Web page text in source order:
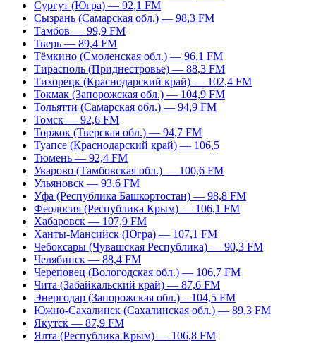
Сургут (Югра) — 92,1 FM
Сызрань (Самарская обл.) — 98,3 FM
Тамбов — 99,9 FM
Тверь — 89,4 FM
Тёмкино (Смоленская обл.) — 96,1 FM
Тирасполь (Приднестровье) — 88,3 FM
Тихорецк (Краснодарский край) — 102,4 FM
Токмак (Запорожская обл.) — 104,9 FM
Тольятти (Самарская обл.) — 94,9 FM
Томск — 92,6 FM
Торжок (Тверская обл.) — 94,7 FM
Туапсе (Краснодарский край) — 106,5
Тюмень — 92,4 FM
Уварово (Тамбовская обл.) — 100,6 FM
Ульяновск — 93,6 FM
Уфа (Республика Башкортостан) — 98,8 FM
Феодосия (Республика Крым) — 106,1 FM
Хабаровск — 107,9 FM
Ханты-Мансийск (Югра) — 107,1 FM
Чебоксары (Чувашская Республика) — 90,3 FM
Челябинск — 88,4 FM
Череповец (Вологодская обл.) — 106,7 FM
Чита (Забайкальский край) — 87,6 FM
Энергодар (Запорожская обл.) – 104,5 FM
Южно-Сахалинск (Сахалинская обл.) — 89,3 FM
Якутск — 87,9 FM
Ялта (Республика Крым) — 106,8 FM